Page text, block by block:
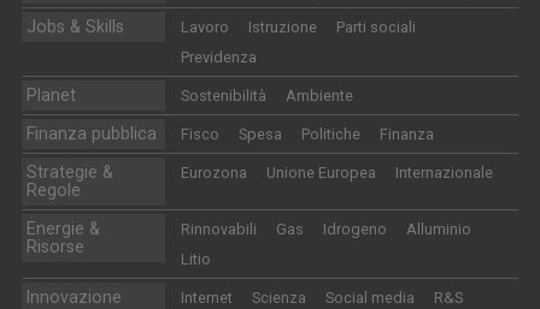
Jobs & Skills Lavoro Istruzione
Parti sociali
Previdenza
Planet Sostenibilità Ambiente
Finanza pubblica Fisco Spesa Politiche Finanza
Strategie &
Regole
Eurozona Unione Europea Internazionale
Energie &
Risorse
Rinnovabili Gas Idrogeno
Alluminio
Litio
Innovazione Internet Scienza Social media R&S